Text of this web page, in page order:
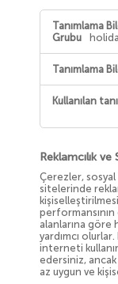
Deneyiminizi
İçin
Çerezler
Reklamcılık
Çerezler,
sitelerinde
performansının
alanlarına göre
yardımcı olurlar.
interneti
edersiniz,
az uygun ve